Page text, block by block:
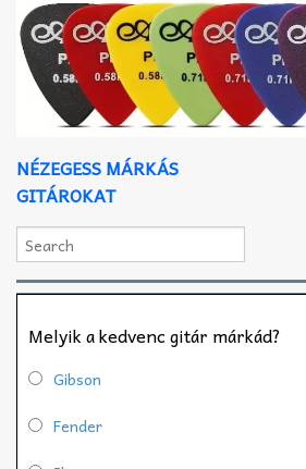
NÉZEGESS MÁRKÁS
GITÁROKAT
Melyik a kedvenc gitár márkád?
Gibson
Fender